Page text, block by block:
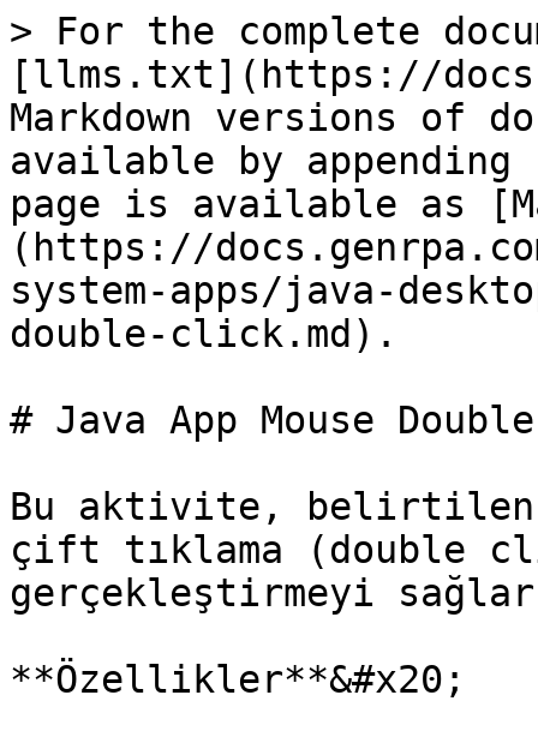
> For the complete
[llms.txt](https://
Markdown versions of
available by
page is available as
(https://
system-apps/java-
double-click.md).
# Java App Mouse
Bu aktivite, belirtilen
çift tıklama (double
gerçekleştirmeyi
**Özellikler**&#x20;